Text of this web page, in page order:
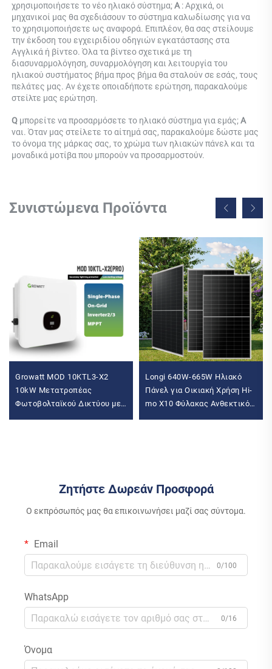
χρησιμοποιήσετε το νέο ηλιακό σύστημα; Α : Αρχικά, οι
μηχανικοί μας θα σχεδιάσουν το σύστημα καλωδίωσης για να
το χρησιμοποιήσετε ως αναφορά. Επιπλέον, θα σας στείλουμε
την έκδοση του εγχειριδίου οδηγιών εγκατάστασης στα
Αγγλικά ή βίντεο. Όλα τα βίντεο σχετικά με τη
διασυναρμολόγηση, συναρμολόγηση και λειτουργία του
ηλιακού συστήματος βήμα προς βήμα θα σταλούν σε εσάς, τους
πελάτες μας. Αν έχετε οποιαδήποτε ερώτηση, παρακαλούμε
στείλτε μας ερώτηση.
Q μπορείτε να προσαρμόσετε το ηλιακό σύστημα για εμάς;
Α
ναι. Όταν μας στείλετε το αίτημά σας, παρακαλούμε δώστε μας
το όνομα της μάρκας σας, το χρώμα των ηλιακών πάνελ και τα
μοναδικά μοτίβα που μπορούν να προσαρμοστούν.
Συνιστώμενα Προϊόντα
Growatt MOD 10KTL3-X2
10kW Μετατροπέας
Φωτοβολταϊκού Δικτύου με
Longi 640W-665W Ηλιακό
Πάνελ για Οικιακή Χρήση Hi-
mo X10 Φύλακας Ανθεκτικό
Ζητήστε Δωρεάν Προσφορά
Ο εκπρόσωπός μας θα επικοινωνήσει μαζί σας σύντομα.
Email
0/100
WhatsApp
0/16
Όνομα